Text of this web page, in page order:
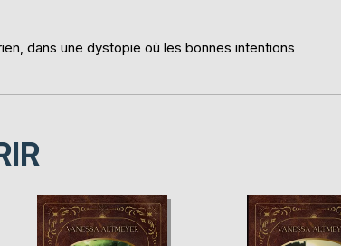
dans une dystopie où les bonnes intentions